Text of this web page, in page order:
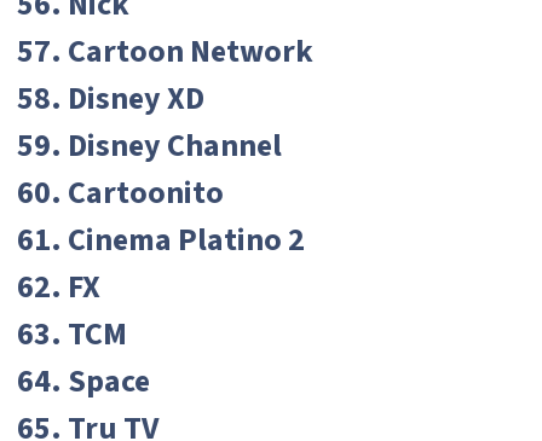
57. Cartoon Network
58. Disney XD
59. Disney Channel
60. Cartoonito
61. Cinema Platino 2
62. FX
63. TCM
64. Space
65. Tru TV